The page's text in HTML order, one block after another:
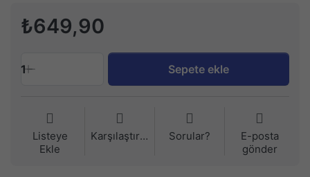
₺649,90
1 Sepete ekle
Listeye
Ekle
Karşılaştırma Sorular?
E-posta
gönder